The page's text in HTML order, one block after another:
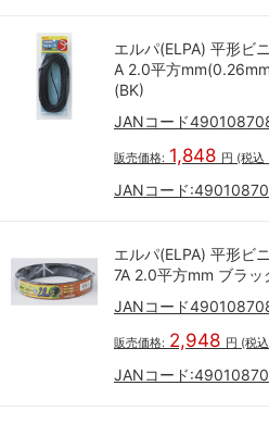
エルパ(ELPA) 平形ビ
A 2.0平方
(BK)
JANコード
販売価格: 1,848 円 (税込
JANコード:
エルパ(ELPA) 平形ビ
7A 2.0平方mm ブラッ
JANコード
販売価格: 2,948 円 (税込
JANコード: